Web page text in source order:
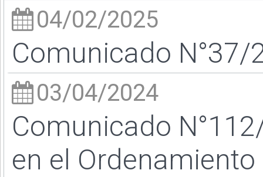
04/02/2025
Comunicado N°37/
03/04/2024
Comunicado
en el Ordenamiento